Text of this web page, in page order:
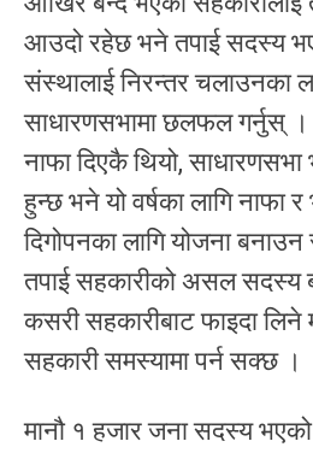
आउदो रहेछ भने तपाई सदस्य
संस्थालाई निरन्तर चलाउनका
साधारणसभामा छलफल गर्नुस् ।
नाफा दिएकै थियो, साधारणसभा
हुन्छ भने यो वर्षका लागि नाफा
दिगोपनका लागि योजना
तपाई सहकारीको असल सदस्य
कसरी सहकारीबाट फाइदा
सहकारी समस्यामा पर्न सक्छ ।
मानौ १ हजार जना सदस्य